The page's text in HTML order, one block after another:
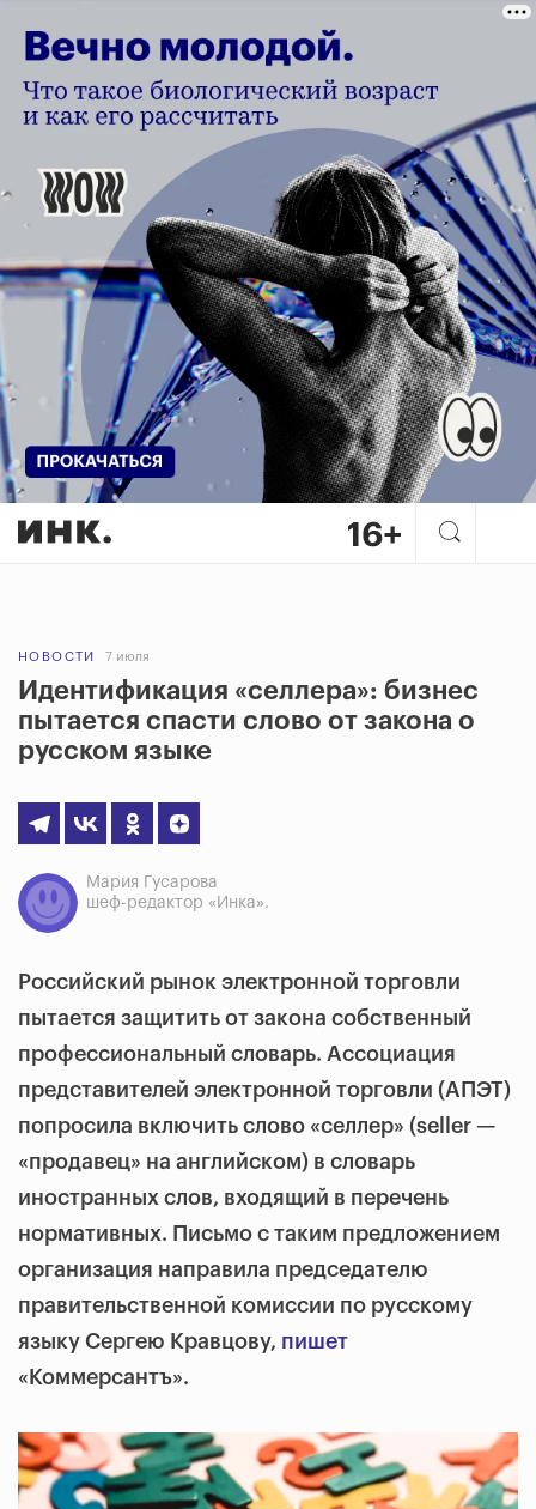
НОВОСТИ 7 июля
Идентификация «селлера»: бизнес
пытается спасти слово от закона о
русском языке
Мария Гусарова
шеф-редактор «Инка».
Российский рынок электронной торговли
пытается защитить от закона собственный
профессиональный словарь. Ассоциация
представителей электронной торговли (АПЭТ)
попросила включить слово «селлер» (seller —
«продавец» на английском) в словарь
иностранных слов, входящий в перечень
нормативных. Письмо с таким предложением
организация направила председателю
правительственной комиссии по русскому
языку Сергею Кравцову, пишет
«Коммерсантъ».